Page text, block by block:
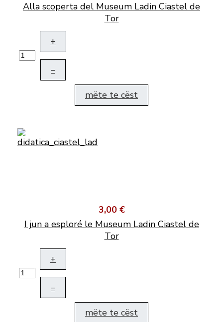
Alla scoperta del Museum Ladin Ciastel de
Tor
+
–
mëte te cëst
3,00 €
I jun a esploré le Museum Ladin Ciastel de
Tor
+
–
mëte te cëst